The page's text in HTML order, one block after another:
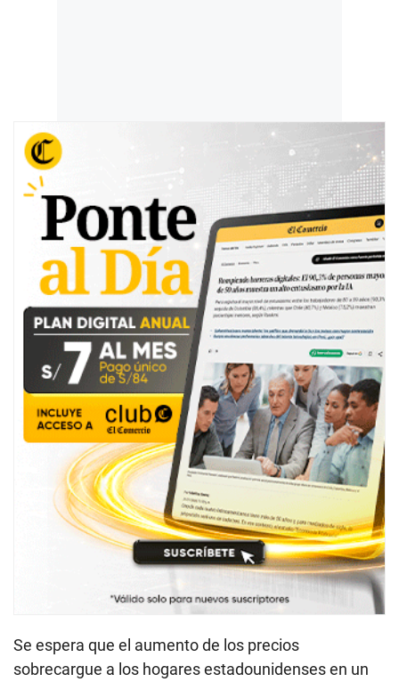
Se espera que el aumento de los precios
sobrecargue a los hogares estadounidenses en un